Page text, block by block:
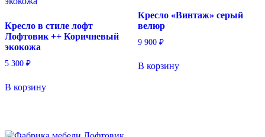
Кресло в стиле лофт
Лофтовик ++ Коричневый
экокожа
5 300 ₽
В корзину
Кресло «Винтаж» серый
велюр
9 900 ₽
В корзину